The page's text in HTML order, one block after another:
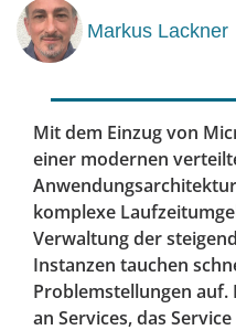
Markus Lackner
Mit dem Einzug von
einer modernen
komplexe
Verwaltung der
Instanzen tauchen
Problemstellungen
an Services, das